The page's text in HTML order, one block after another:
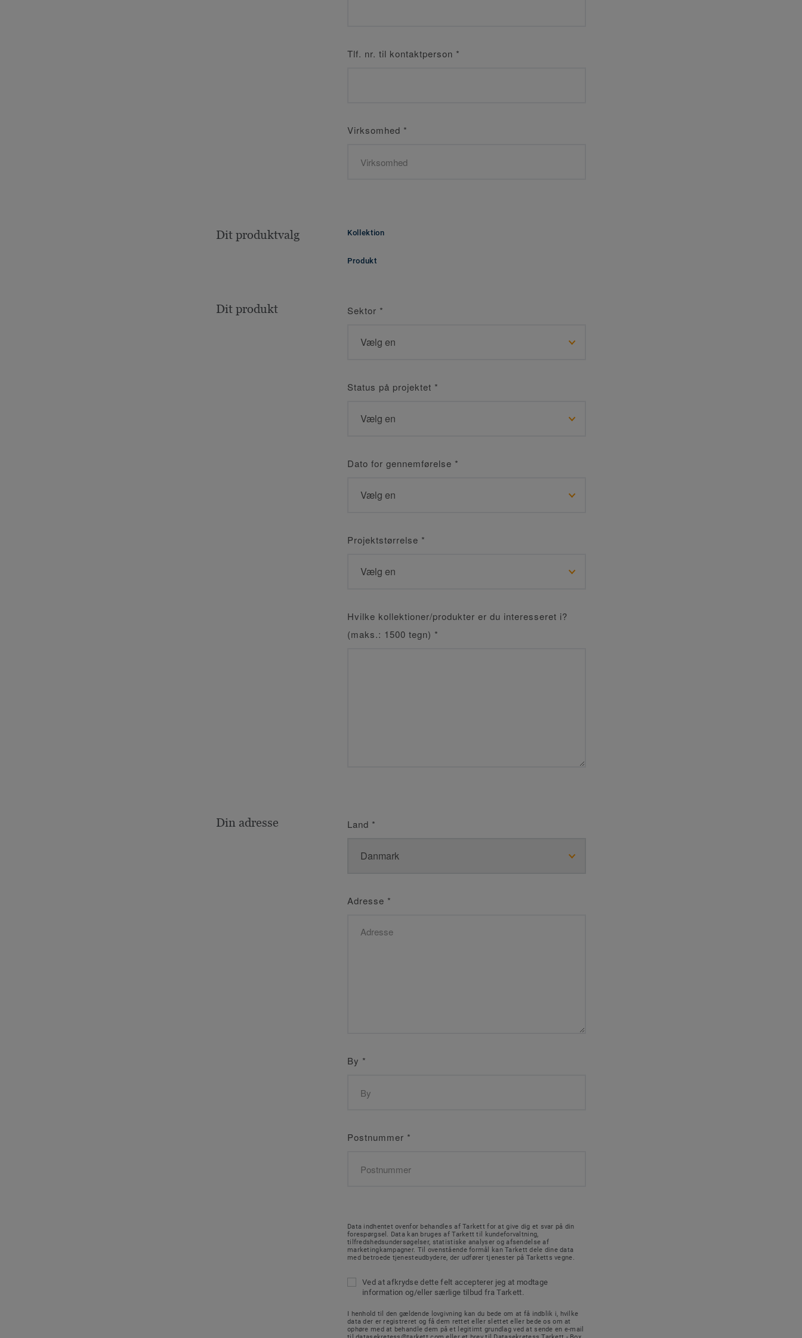
Tlf. nr. til kontaktperson *
Virksomhed *
Dit produktvalg Kollektion
Produkt
Dit produkt Sektor *
Status på projektet *
Dato for gennemførelse *
Projektstørrelse *
Hvilke kollektioner/produkter er du interesseret i?
(maks.: 1500 tegn) *
Din adresse Land *
Adresse *
By *
Postnummer *
Data indhentet ovenfor behandles af Tarkett for at give dig et svar på din
forespørgsel. Data kan bruges af Tarkett til kundeforvaltning,
tilfredshedsundersøgelser, statistiske analyser og afsendelse af
marketingkampagner. Til ovenstående formål kan Tarkett dele dine data
med betroede tjenesteudbydere, der udfører tjenester på Tarketts vegne.
Ved at afkrydse dette felt accepterer jeg at modtage
information og/eller særlige tilbud fra Tarkett.
I henhold til den gældende lovgivning kan du bede om at få indblik i, hvilke
data der er registreret og få dem rettet eller slettet eller bede os om at
ophøre med at behandle dem på et legitimt grundlag ved at sende en e-mail